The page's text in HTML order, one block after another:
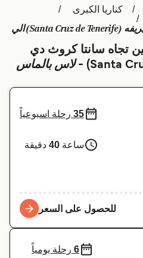
Polska
Schweiz (DE)
Україна
كناريا الكبرى
عبارات من سانتا كروث دي تينيريفه (Santa Cruz de Tenerife) الي
تجاه سانتا كروث دي
لاس بالماس
35 رحلة اسبوعياً
ساعة 40 دقيقة
للحصول على السعر
6 رحلة يومياً